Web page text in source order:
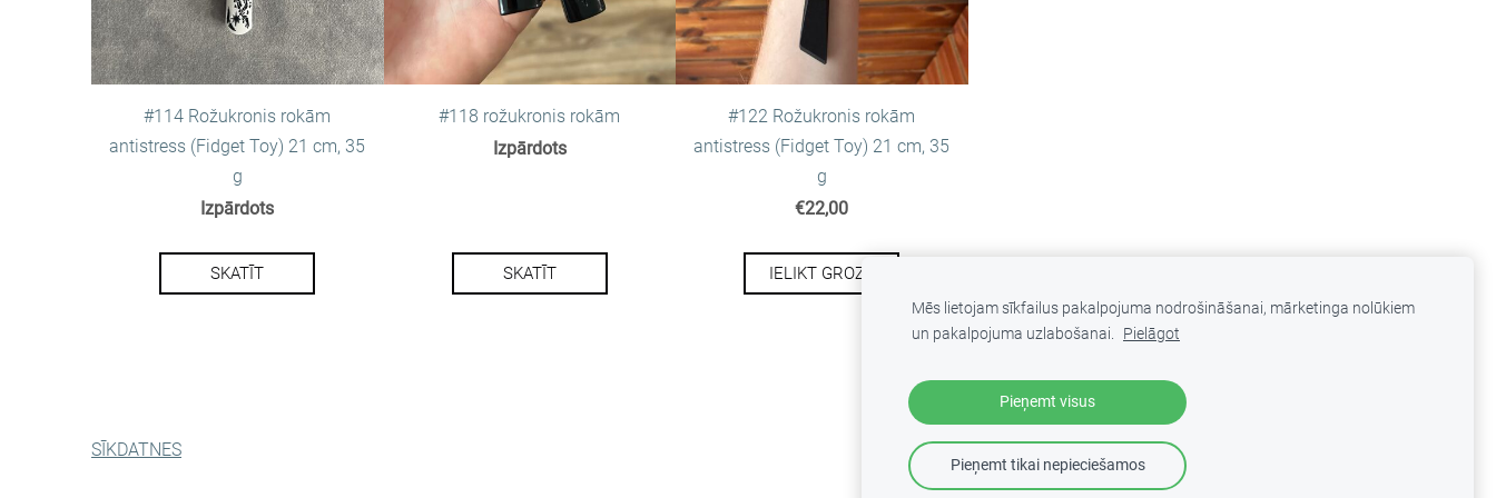
#114 Rožukronis rokām
antistress (Fidget Toy) 21 cm, 35
g
Izpārdots
SKATĪT
#118 rožukronis rokām
Izpārdots
SKATĪT
#122 Rožukronis rokām
antistress (Fidget Toy) 21 cm, 35
g
€22,00
IELIKT GROZĀ
SĪKDATNES Veidots arMozello- labo mājas lapu ģeneratoru.
Mēs lietojam sīkfailus pakalpojuma nodrošināšanai, mārketinga nolūkiem
un pakalpojuma uzlabošanai. Pielāgot
Pieņemt visus
Pieņemt tikai nepieciešamos